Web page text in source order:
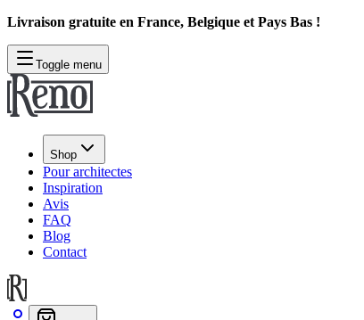
Livraison gratuite en France, Belgique et Pays Bas !
Toggle menu
Shop
Pour architectes
Inspiration
Avis
FAQ
Blog
Contact